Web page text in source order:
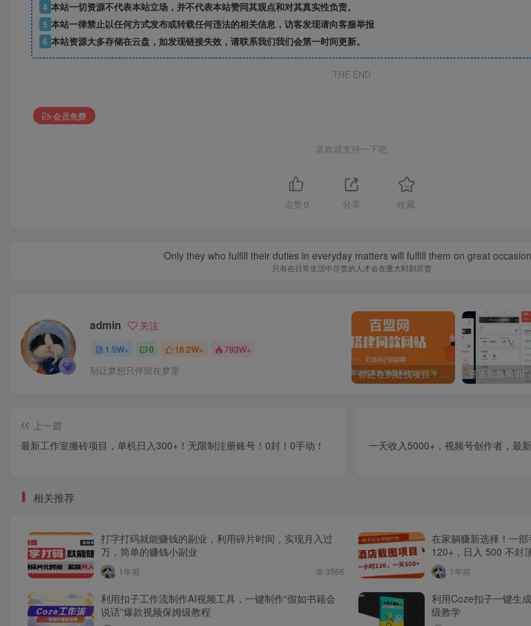
4 本站一切资源不代表本站立场，并不代表本站赞同其观点和对其真实性负责。
5 本站一律禁止以任何方式发布或转载任何违法的相关信息，访客发现请向客服举报
6 本站资源大多存储在云盘，如发现链接失效，请联系我们我们会第一时间更新。
THE END
会员免费
喜欢就支持一下吧
点赞 0 分享 收藏
Only they who fulfill their duties in everyday matters will fulfill them on great
只有在日常生活中尽责的人才会在重大时刻尽责
admin 关注
1.5W+ 0 16.2W+ 793W+
别让梦想只停留在梦里 你还在到处找项目？还在当韭菜？我靠卖项目一个月收入5万+，曾经我也是个失败者。
上一篇
最新工作室搬砖项目，单机日入300+！无限制注册账号！0封！0手动！
一天收入5000+，视频号创作者，最
相关推荐
打字打码就能赚钱的副业，利用碎片时间，实现月入过
万，简单的赚钱小副业
1年前 3566
在家躺赚新选择！一
120+，日入 500 不封
1年前
利用扣子工作流制作AI视频工具，一键制作“假如书籍会
说话”爆款视频保姆级教程
利用Coze扣子一键生
级教学